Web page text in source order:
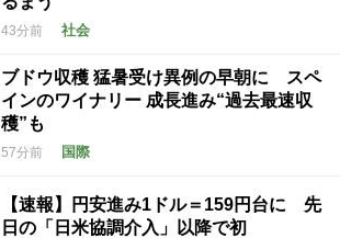
43分前 社会
ブドウ収穫 猛暑受け異例の早朝に スペ
インのワイナリー 成長進み“過去最速収
穫”も
57分前 国際
【速報】円安進み1ドル＝159円台に 先
日の「日米協調介入」以降で初